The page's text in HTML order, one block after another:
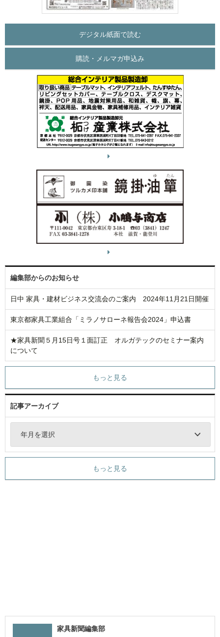
デジタル紙面で読む
購読・メルマガ申込み
編集部からのお知らせ
日中 家具・建材ビジネス交流会のご案内 2024年11月21日開催
東京都家具工業組合「ミラノサローネ報告会2024」申込書
★家具新聞５月15日号１面訂正 オルガテックのセミナー案内
について
もっと見る
記事アーカイブ
年月を選択
もっと見る
家具新聞編集部